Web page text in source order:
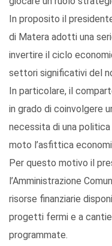
In proposito il
di Matera adotti una
invertire il ciclo
settori significativi del
In particolare, il
in grado di coinvolgere
necessita di una
moto l’asfittica
Per questo motivo il
l’Amministrazione
risorse finanziarie
progetti fermi e a
programmate.